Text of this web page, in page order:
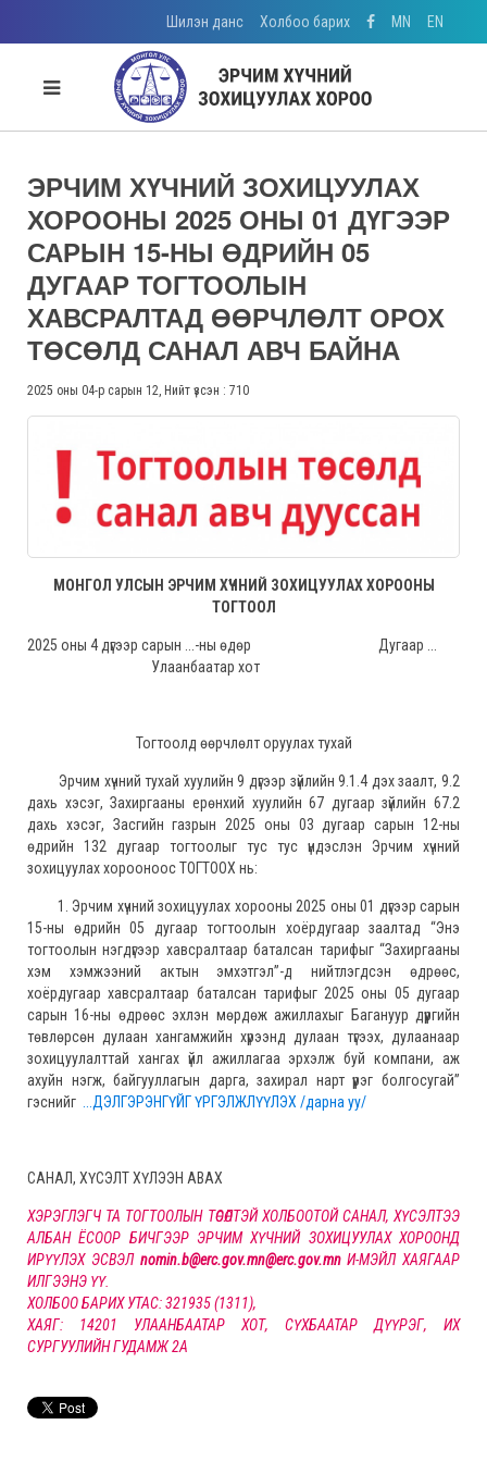
Шилэн данс Холбоо барих MN EN
ЭРЧИМ ХҮЧНИЙ ЗОХИЦУУЛАХ
ХОРООНЫ 2025 ОНЫ 01 ДҮГЭЭР
САРЫН 15-НЫ ӨДРИЙН 05
ДУГААР ТОГТООЛЫН
ХАВСРАЛТАД ӨӨРЧЛӨЛТ ОРОХ
ТӨСӨЛД САНАЛ АВЧ БАЙНА
2025 оны 04-р сарын 12, Нийт үзсэн : 710
МОНГОЛ УЛСЫН ЭРЧИМ ХҮЧНИЙ ЗОХИЦУУЛАХ ХОРООНЫ
ТОГТООЛ
2025 оны 4 дүгээр сарын ...-ны өдөр Дугаар ...
Улаанбаатар хот
Тогтоолд өөрчлөлт оруулах тухай
Эрчим хүчний тухай хуулийн 9 дүгээр зүйлийн 9.1.4 дэх заалт, 9.2
дахь хэсэг, Захиргааны ерөнхий хуулийн 67 дугаар зүйлийн 67.2
дахь хэсэг, Засгийн газрын 2025 оны 03 дугаар сарын 12-ны
өдрийн 132 дугаар тогтоолыг тус тус үндэслэн Эрчим хүчний
зохицуулах хорооноос ТОГТООХ нь:
1. Эрчим хүчний зохицуулах хорооны 2025 оны 01 дүгээр сарын
15-ны өдрийн 05 дугаар тогтоолын хоёрдугаар заалтад “Энэ
тогтоолын нэгдүгээр хавсралтаар баталсан тарифыг “Захиргааны
хэм хэмжээний актын эмхэтгэл”-д нийтлэгдсэн өдрөөс,
хоёрдугаар хавсралтаар баталсан тарифыг 2025 оны 05 дугаар
сарын 16-ны өдрөөс эхлэн мөрдөж ажиллахыг Багануур дүүргийн
төвлөрсөн дулаан хангамжийн хүрээнд дулаан түгээх, дулаанаар
зохицуулалттай хангах үйл ажиллагаа эрхэлж буй компани, аж
ахуйн нэгж, байгууллагын дарга, захирал нарт үүрэг болгосугай”
гэснийг
...ДЭЛГЭРЭНГҮЙГ ҮРГЭЛЖЛҮҮЛЭХ /дарна уу/
САНАЛ, ХҮСЭЛТ ХҮЛЭЭН АВАХ
ХЭРЭГЛЭГЧ ТА ТОГТООЛЫН ТӨСӨЛТЭЙ ХОЛБООТОЙ САНАЛ, ХҮСЭЛТЭЭ
АЛБАН ЁСООР БИЧГЭЭР ЭРЧИМ ХҮЧНИЙ ЗОХИЦУУЛАХ ХОРООНД
ИРҮҮЛЭХ ЭСВЭЛ nomin.b@erc.gov.mn@erc.gov.mnИ-МЭЙЛ ХАЯГААР
ИЛГЭЭНЭ ҮҮ.
ХОЛБОО БАРИХ УТАС: 321935 (1311),
ХАЯГ: 14201 УЛААНБААТАР ХОТ, СҮХБААТАР ДҮҮРЭГ, ИХ
СУРГУУЛИЙН ГУДАМЖ 2А